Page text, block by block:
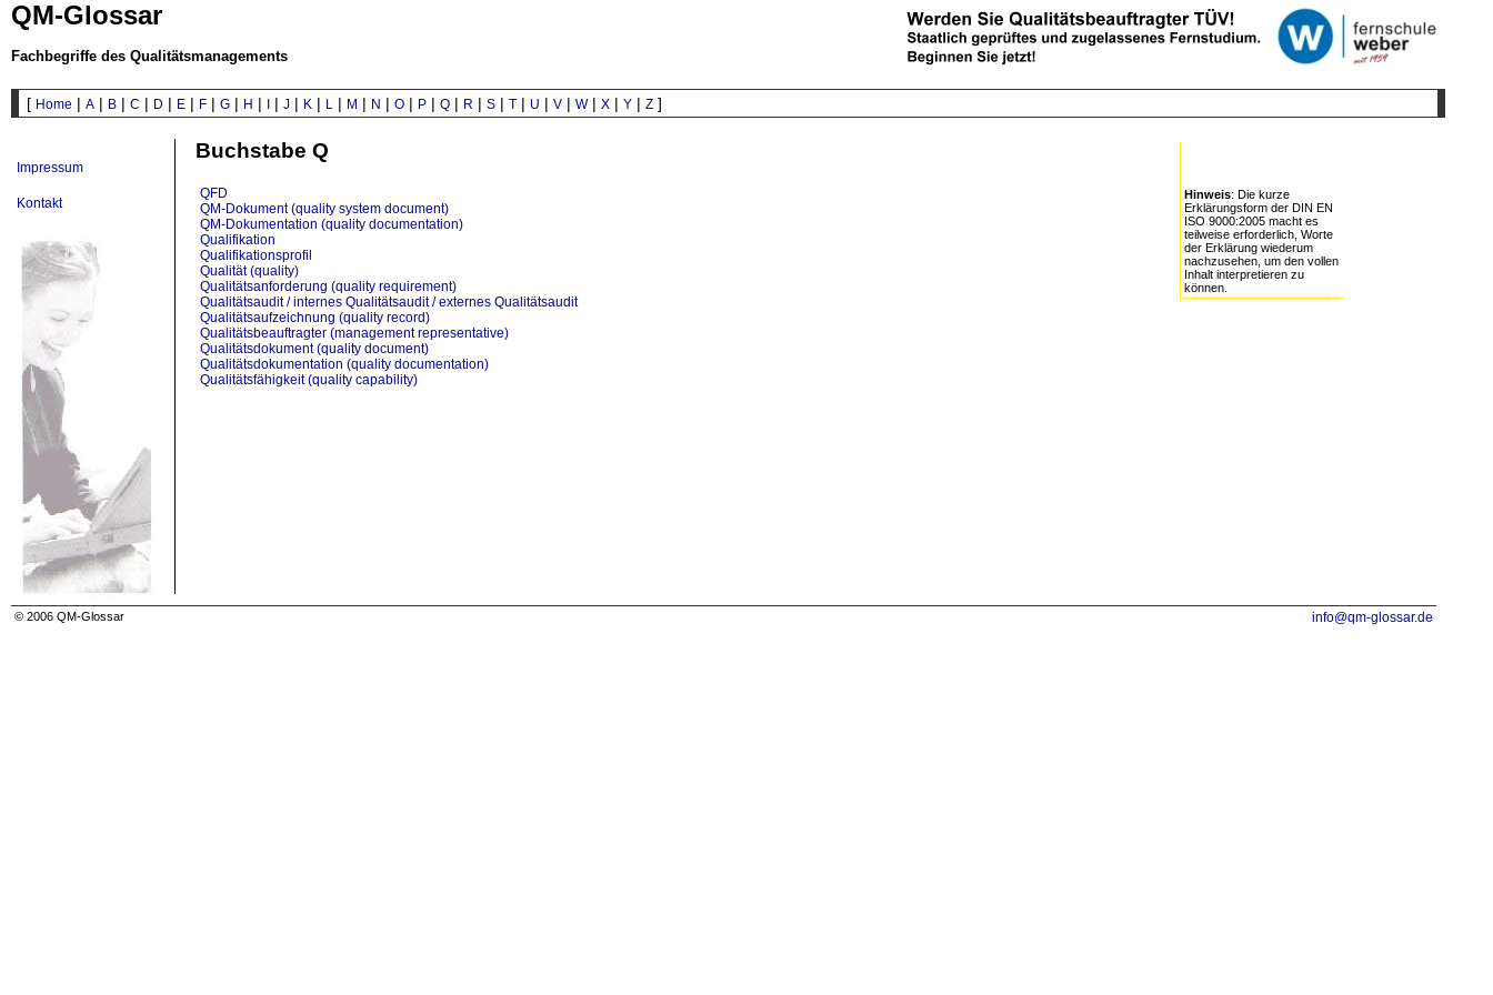
QM-Glossar
Fachbegriffe des Qualitätsmanagements
[ Home | A| B| C | D | E| F| G| H | | J| K | L | M | N | O| P| Q| R | S| T| U | V| W| X| Y| Z]
Hinweis: Die kurze
Erklärungsform der DIN EN
ISO 9000:2005 macht es
teilweise erforderlich, Worte
der Erklärung wiederum
nachzusehen, um den vollen
Inhalt interpretieren zu
können.
Impressum
Kontakt
Buchstabe Q
QFD
QM-Dokument (quality system document)
QM-Dokumentation (quality documentation)
Qualifikation
Qualifikationsprofil
Qualität (quality)
Qualitätsanforderung (quality requirement)
Qualitätsaudit / internes Qualitätsaudit / externes Qualitätsaudit
Qualitätsaufzeichnung (quality record)
Qualitätsbeauftragter (management representative)
Qualitätsdokument (quality document)
Qualitätsdokumentation (quality documentation)
Qualitätsfähigkeit (quality capability)
© 2006 QM-Glossar info@qm-glossar.de